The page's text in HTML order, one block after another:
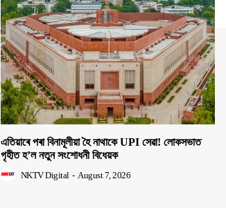
এতিয়াৰে পৰা বিনামূলীয়া হৈ নাথাকে UPI সেৱা! লোকসভাত
গৃহীত হ’ল নতুন সংশোধনী বিধেয়ক
NKTV Digital - August 7, 2026